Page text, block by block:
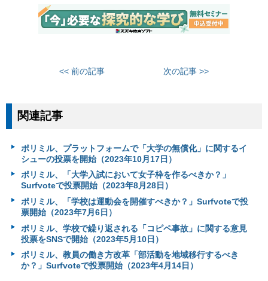
<< 前の記事 次の記事 >>
関連記事
ポリミル、プラットフォームで「大学の無償化」に関するイ
シューの投票を開始（2023年10月17日）
ポリミル、「大学入試において女子枠を作るべきか？」
Surfvoteで投票開始（2023年8月28日）
ポリミル、「学校は運動会を開催すべきか？」Surfvoteで投
票開始（2023年7月6日）
ポリミル、学校で繰り返される「コピペ事故」に関する意見
投票をSNSで開始（2023年5月10日）
ポリミル、教員の働き方改革「部活動を地域移行するべき
か？」Surfvoteで投票開始（2023年4月14日）